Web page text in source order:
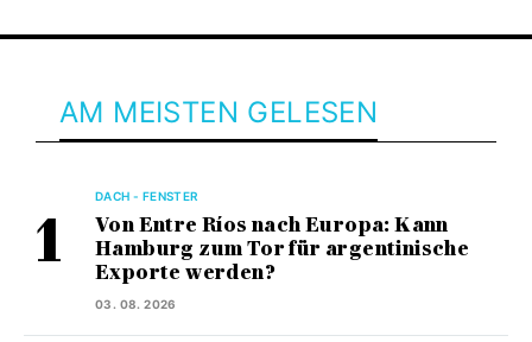
AM MEISTEN GELESEN
DACH - FENSTER
Von Entre Ríos nach Europa: Kann
Hamburg zum Tor für argentinische
Exporte werden?
03. 08. 2026